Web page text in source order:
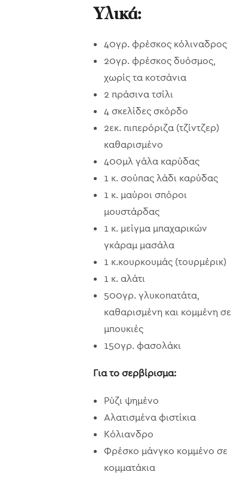
Υλικά:
40γρ. φρέσκος κόλιναδρος
20γρ. φρέσκος δυόσμος,
χωρίς τα κοτσάνια
2 πράσινα τσίλι
4 σκελίδες σκόρδο
2εκ. πιπερόριζα (τζίντζερ)
καθαρισμένο
400μλ γάλα καρύδας
1 κ. σούπας λάδι καρύδας
1 κ. μαύροι σπόροι
μουστάρδας
1 κ. μείγμα μπαχαρικών
γκάραμ μασάλα
1 κ.κουρκουμάς (τουρμέρικ)
1 κ. αλάτι
500γρ. γλυκοπατάτα,
καθαρισμένη και κομμένη σε
μπουκιές
150γρ. φασολάκι
Για το σερβίρισμα:
Ρύζι ψημένο
Αλατισμένα φιστίκια
Κόλιανδρο
Φρέσκο μάνγκο κομμένο σε
κομματάκια